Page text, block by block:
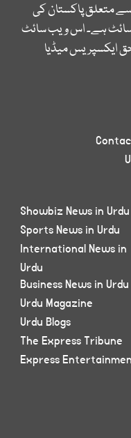
متعلق پاکستان کی
ہے۔ اس ویب سائٹ
ایکسپریس میڈیا
Showbiz News in Urdu
Sports News in Urdu
International News in
Urdu
Business News in Urdu
Urdu Magazine
Urdu Blogs
The Express Tribune
Express